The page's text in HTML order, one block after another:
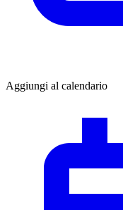
Aggiungi al calendario